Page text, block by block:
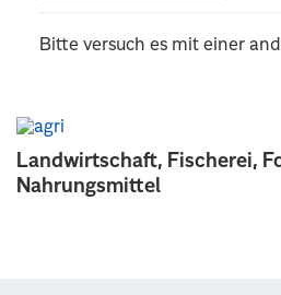
Landwirtschaft, Fischerei,
Nahrungsmittel
Bitte versuch es mit einer